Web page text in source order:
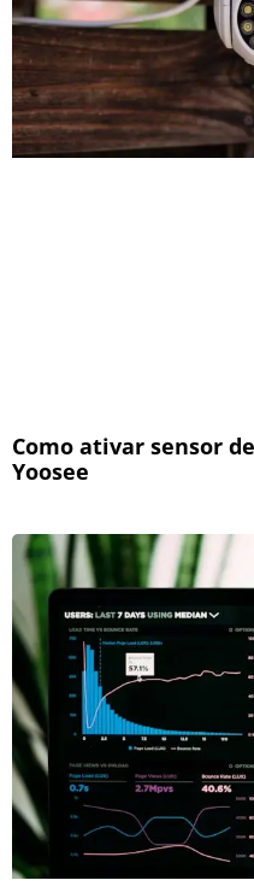
Como ativar sensor
Yoosee